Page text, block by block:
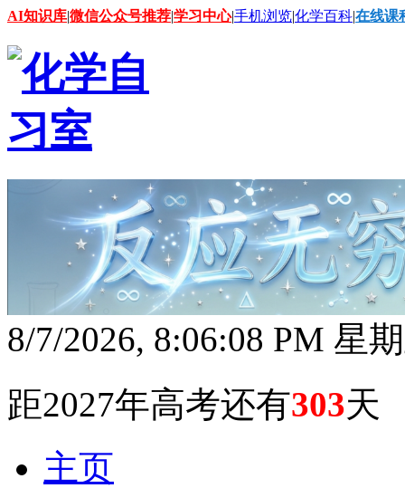
AI知识库|微信公众号推荐|学习中心|手机浏览|化学百科|在线课
8/7/2026, 8:06:09 PM 星
距2027年高考还有303天
主页